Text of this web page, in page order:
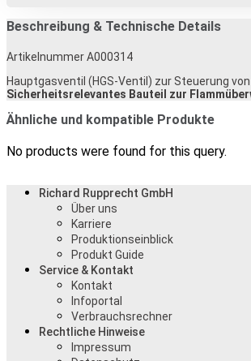
Beschreibung & Technische Details
Artikelnummer A000314
Hauptgasventil (HGS-Ventil) zur Steuerung von
Sicherheitsrelevantes Bauteil zur
Ähnliche und kompatible Produkte
No products were found for this query.
Richard Rupprecht GmbH
Über uns
Karriere
Produktionseinblick
Produkt Guide
Service & Kontakt
Kontakt
Infoportal
Verbrauchsrechner
Rechtliche Hinweise
Impressum